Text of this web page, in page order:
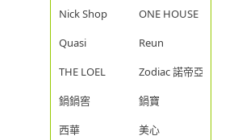
Nick Shop
ONE HOUSE
Quasi
Reun
THE LOEL
Zodiac 諾帝亞
鍋鍋窖
鍋寶
西華
美心